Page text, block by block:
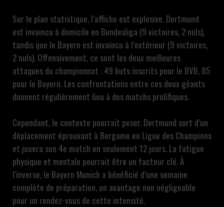
Sur le plan statistique, l’affiche est explosive. Dortmund
est invaincu à domicile en Bundesliga (9 victoires, 2 nuls),
tandis que le Bayern est invaincu à l’extérieur (9 victoires,
2 nuls). Offensivement, ce sont les deux meilleures
attaques du championnat : 49 buts inscrits pour le BVB, 85
pour le Bayern. Les confrontations entre ces deux géants
donnent régulièrement lieu à des matchs prolifiques.
Cependant, le contexte pourrait peser. Dortmund sort d’un
déplacement éprouvant à Bergame en Ligue des Champions
et jouera son 4e match en seulement 12 jours. La fatigue
physique et mentale pourrait être un facteur clé. À
l’inverse, le Bayern Munich a bénéficié d’une semaine
complète de préparation, un avantage non négligeable
pour un rendez-vous de cette intensité.